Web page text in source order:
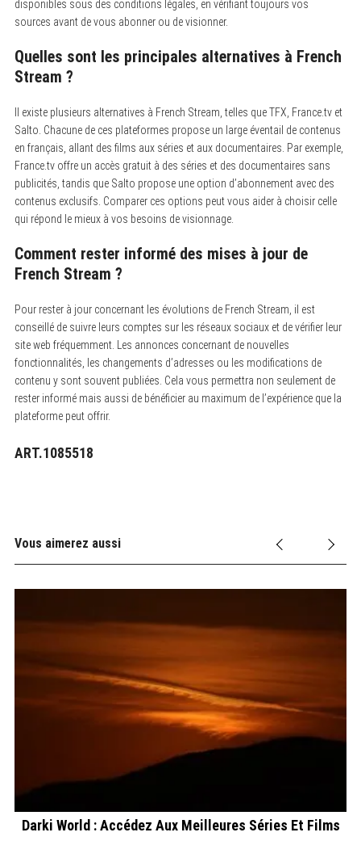
disponibles sous des conditions légales, en vérifiant toujours vos
sources avant de vous abonner ou de visionner.
Quelles sont les principales alternatives à French
Stream ?
Il existe plusieurs alternatives à French Stream, telles que TFX, France.tv et
Salto. Chacune de ces plateformes propose un large éventail de contenus
en français, allant des films aux séries et aux documentaires. Par exemple,
France.tv offre un accès gratuit à des séries et des documentaires sans
publicités, tandis que Salto propose une option d’abonnement avec des
contenus exclusifs. Comparer ces options peut vous aider à choisir celle
qui répond le mieux à vos besoins de visionnage.
Comment rester informé des mises à jour de
French Stream ?
Pour rester à jour concernant les évolutions de French Stream, il est
conseillé de suivre leurs comptes sur les réseaux sociaux et de vérifier leur
site web fréquemment. Les annonces concernant de nouvelles
fonctionnalités, les changements d’adresses ou les modifications de
contenu y sont souvent publiées. Cela vous permettra non seulement de
rester informé mais aussi de bénéficier au maximum de l’expérience que la
plateforme peut offrir.
ART.1085518
Vous aimerez aussi
Darki World : Accédez Aux Meilleures Séries Et Films